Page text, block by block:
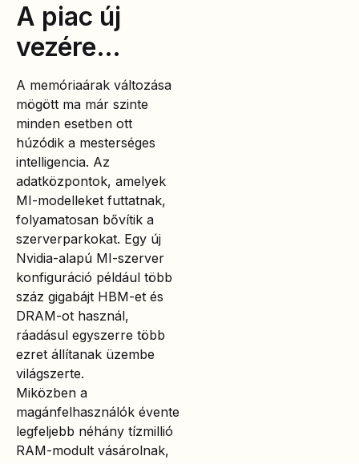
A piac új
vezére…
A memóriaárak változása
mögött ma már szinte
minden esetben ott
húzódik a mesterséges
intelligencia. Az
adatközpontok, amelyek
MI-modelleket futtatnak,
folyamatosan bővítik a
szerverparkokat. Egy új
Nvidia-alapú MI-szerver
konfiguráció például több
száz gigabájt HBM-et és
DRAM-ot használ,
ráadásul egyszerre több
ezret állítanak üzembe
világszerte.
Miközben a
magánfelhasználók évente
legfeljebb néhány tízmillió
RAM-modult vásárolnak,